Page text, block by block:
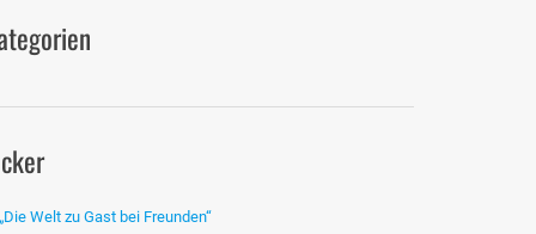
„Die Welt zu Gast bei Freunden“